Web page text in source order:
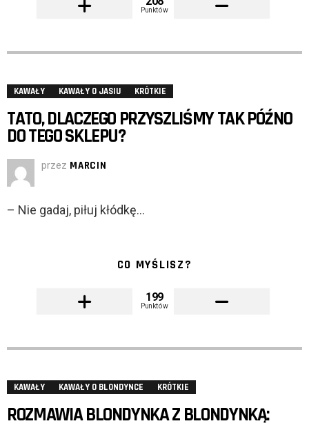
Punktów
KAWAŁY KAWAŁY O JASIU KRÓTKIE
TATO, DLACZEGO PRZYSZLIŚMY TAK PÓŹNO
DO TEGO SKLEPU?
przez MARCIN
– Nie gadaj, piłuj kłódkę…
CO MYŚLISZ?
199
Punktów
KAWAŁY KAWAŁY O BLONDYNCE KRÓTKIE
ROZMAWIA BLONDYNKA Z BLONDYNKĄ: